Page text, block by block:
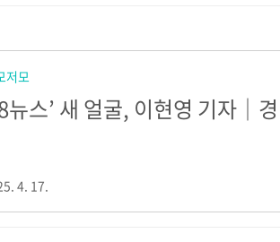
저모
뉴스’ 새 얼굴, 이현영 기자｜
4. 17.